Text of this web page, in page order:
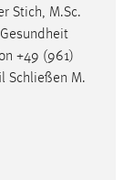
Stich, M.Sc.
+49 (961)
Schließen M.